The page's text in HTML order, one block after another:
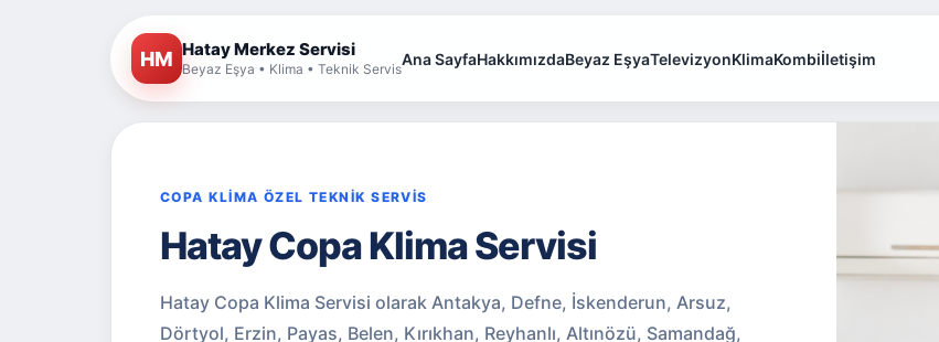
HM Hatay Merkez Servisi
Beyaz Eşya • Klima • Teknik Servis
Ana SayfaHakkımızdaBeyaz EşyaTelevizyonKlimaKombiİletişim
COPA KLİMA ÖZEL TEKNİK SERVİS
Hatay Copa Klima Servisi
Hatay Copa Klima Servisi olarak Antakya, Defne, İskenderun, Arsuz,
Dörtyol, Erzin, Payas, Belen, Kırıkhan, Reyhanlı, Altınözü, Samandağ,